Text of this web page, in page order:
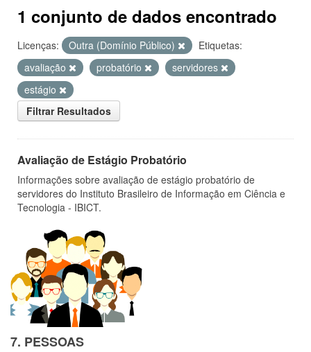
1 conjunto de dados encontrado
Licenças: Outra (Domínio Público)
Etiquetas:
avaliação
probatório
servidores
estágio
Filtrar Resultados
Avaliação de Estágio Probatório
Informações sobre avaliação de estágio probatório de
servidores do Instituto Brasileiro de Informação em Ciência e
Tecnologia - IBICT.
7. PESSOAS